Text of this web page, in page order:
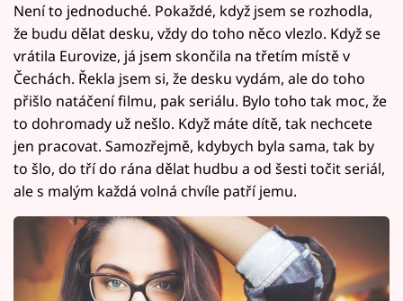
Není to jednoduché. Pokaždé, když jsem se rozhodla,
že budu dělat desku, vždy do toho něco vlezlo. Když se
vrátila Eurovize, já jsem skončila na třetím místě v
Čechách. Řekla jsem si, že desku vydám, ale do toho
přišlo natáčení filmu, pak seriálu. Bylo toho tak moc, že
to dohromady už nešlo. Když máte dítě, tak nechcete
jen pracovat. Samozřejmě, kdybych byla sama, tak by
to šlo, do tří do rána dělat hudbu a od šesti točit seriál,
ale s malým každá volná chvíle patří jemu.